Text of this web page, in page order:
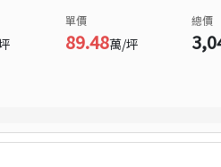
單價
89.48萬/坪
總價